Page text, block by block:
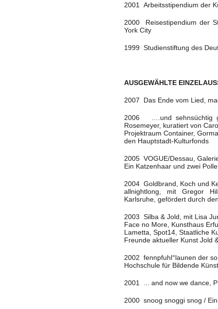
2001 Arbeitsstipendium der
2000 Reisestipendium der
York City
1999 Studienstiftung des
AUSGEWÄHLTE
2007 Das Ende vom Lied,
2006 ….und sehnsüchtig
Rosemeyer, kuratiert von
Projektraum Container,
den Hauptstadt-Kulturfonds
2005 VOGUE/Dessau,
Ein Katzenhaar und zwei
2004 Goldbrand, Koch und
allnightlong, mit Gregor
Karlsruhe, gefördert durch
2003 Silba & Jold, mit Lisa
Face no More, Kunsthaus
Lametta, Spot14, Staatliche
Freunde aktueller Kunst Jold
2002 fennpfuhl°launen der
Hochschule für Bildende
2001 ... and now we dance,
2000 snoog snoggi snog /